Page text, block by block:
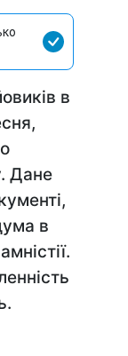
в
Дане
в